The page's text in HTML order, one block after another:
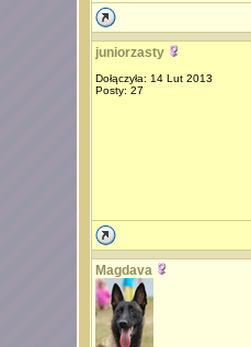
juniorzasty
Dołączyła: 14 Lut 2013
Posty: 27
Magdava